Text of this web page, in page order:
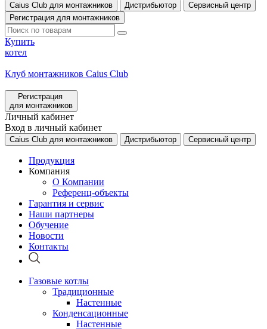
Caius Club для монтажников
Дистрибьютор
Сервисный центр
Регистрация для монтажников
Купить
котел
Клуб монтажников Caius Club
Регистрация
для монтажников
Личный кабинет
Вход в личный кабинет
Caius Club для монтажников Дистрибьютор Сервисный центр
Продукция
Компания
О Компании
Референц-объекты
Гарантия и сервис
Наши партнеры
Обучение
Новости
Контакты
Газовые котлы
Традиционные
Настенные
Конденсационные
Настенные